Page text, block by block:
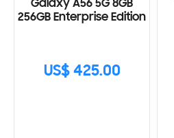
Galaxy A56 5G 8GB
256GB Enterprise Edition
US$ 425.00